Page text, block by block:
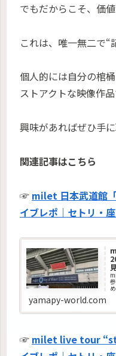
でもだからこそ、価値
これは、唯一無二で“
個人的には自分の棺
ストアクトな映像作品
興味があればぜひ手
関連記事はこちら
☞ milet 日本武道館
イブレポ｜セトリ・
yamapy-world.com
☞ milet live tour